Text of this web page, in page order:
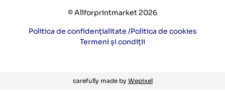
© Allforprintmarket 2026
Politica de confidențialitate /Politica de cookies
Termeni și condiții
carefully made by Wepixel